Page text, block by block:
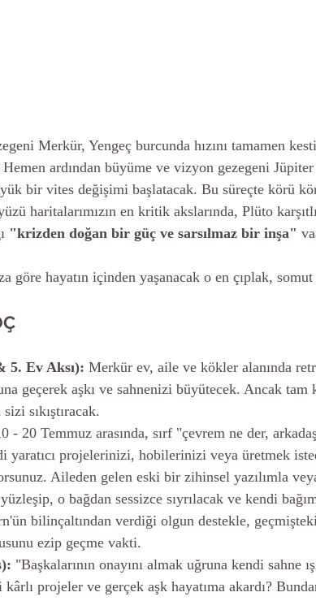
Merkür, Yengeç burcunda hızını tamamen
Hemen ardından büyüme ve vizyon gezegeni
bir vites değişimi başlatacak. Bu süreçte körü
haritalarımızın en kritik akslarında, Plüto
"krizden doğan bir güç ve sarsılmaz bir inşa"
göre hayatın içinden yaşanacak o en çıplak,
5. Ev Aksı): Merkür ev, aile ve kökler alanında
geçerek aşkı ve sahnenizi büyütecek. Ancak tam
sıkıştıracak.
- 20 Temmuz arasında, sırf "çevrem ne der,
yaratıcı projelerinizi, hobilerinizi veya üretmek
Aileden gelen eski bir zihinsel yazılımla
o bağdan sessizce sıyrılacak ve kendi
bilinçaltından verdiği olgun destekle,
ezip geçme vakti.
"Başkalarının onayını almak uğruna kendi sahne
kârlı projeler ve gerçek aşk hayatıma akardı?